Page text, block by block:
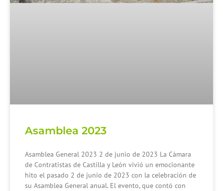
Asamblea 2023
Asamblea General 2023 2 de junio de 2023 La Cámara
de Contratistas de Castilla y León vivió un emocionante
hito el pasado 2 de junio de 2023 con la celebración de
su Asamblea General anual. El evento, que contó con